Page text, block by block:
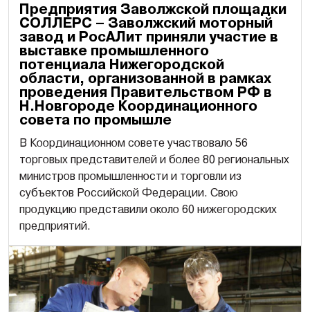
Предприятия Заволжской площадки
СОЛЛЕРС – Заволжский моторный
завод и РосАЛит приняли участие в
выставке промышленного
потенциала Нижегородской
области, организованной в рамках
проведения Правительством РФ в
Н.Новгороде Координационного
совета по промышле
В Координационном совете участвовало 56
торговых представителей и более 80 региональных
министров промышленности и торговли из
субъектов Российской Федерации. Свою
продукцию представили около 60 нижегородских
предприятий.